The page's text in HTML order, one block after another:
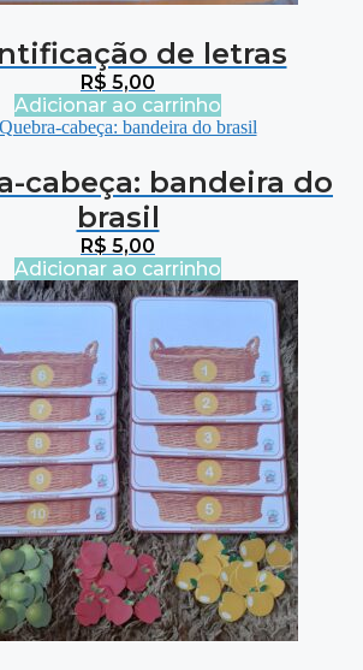
de letras
R$ 5,00
Adicionar ao carrinho
cabeça: bandeira do
brasil
R$ 5,00
Adicionar ao carrinho